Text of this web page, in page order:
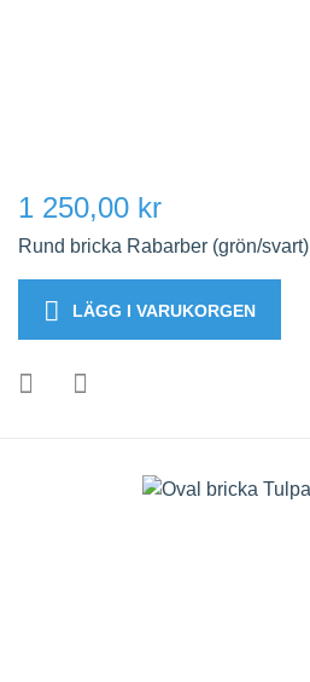
1 250,00 kr
Rund bricka Rabarber (grön/svart)
LÄGG I VARUKORGEN